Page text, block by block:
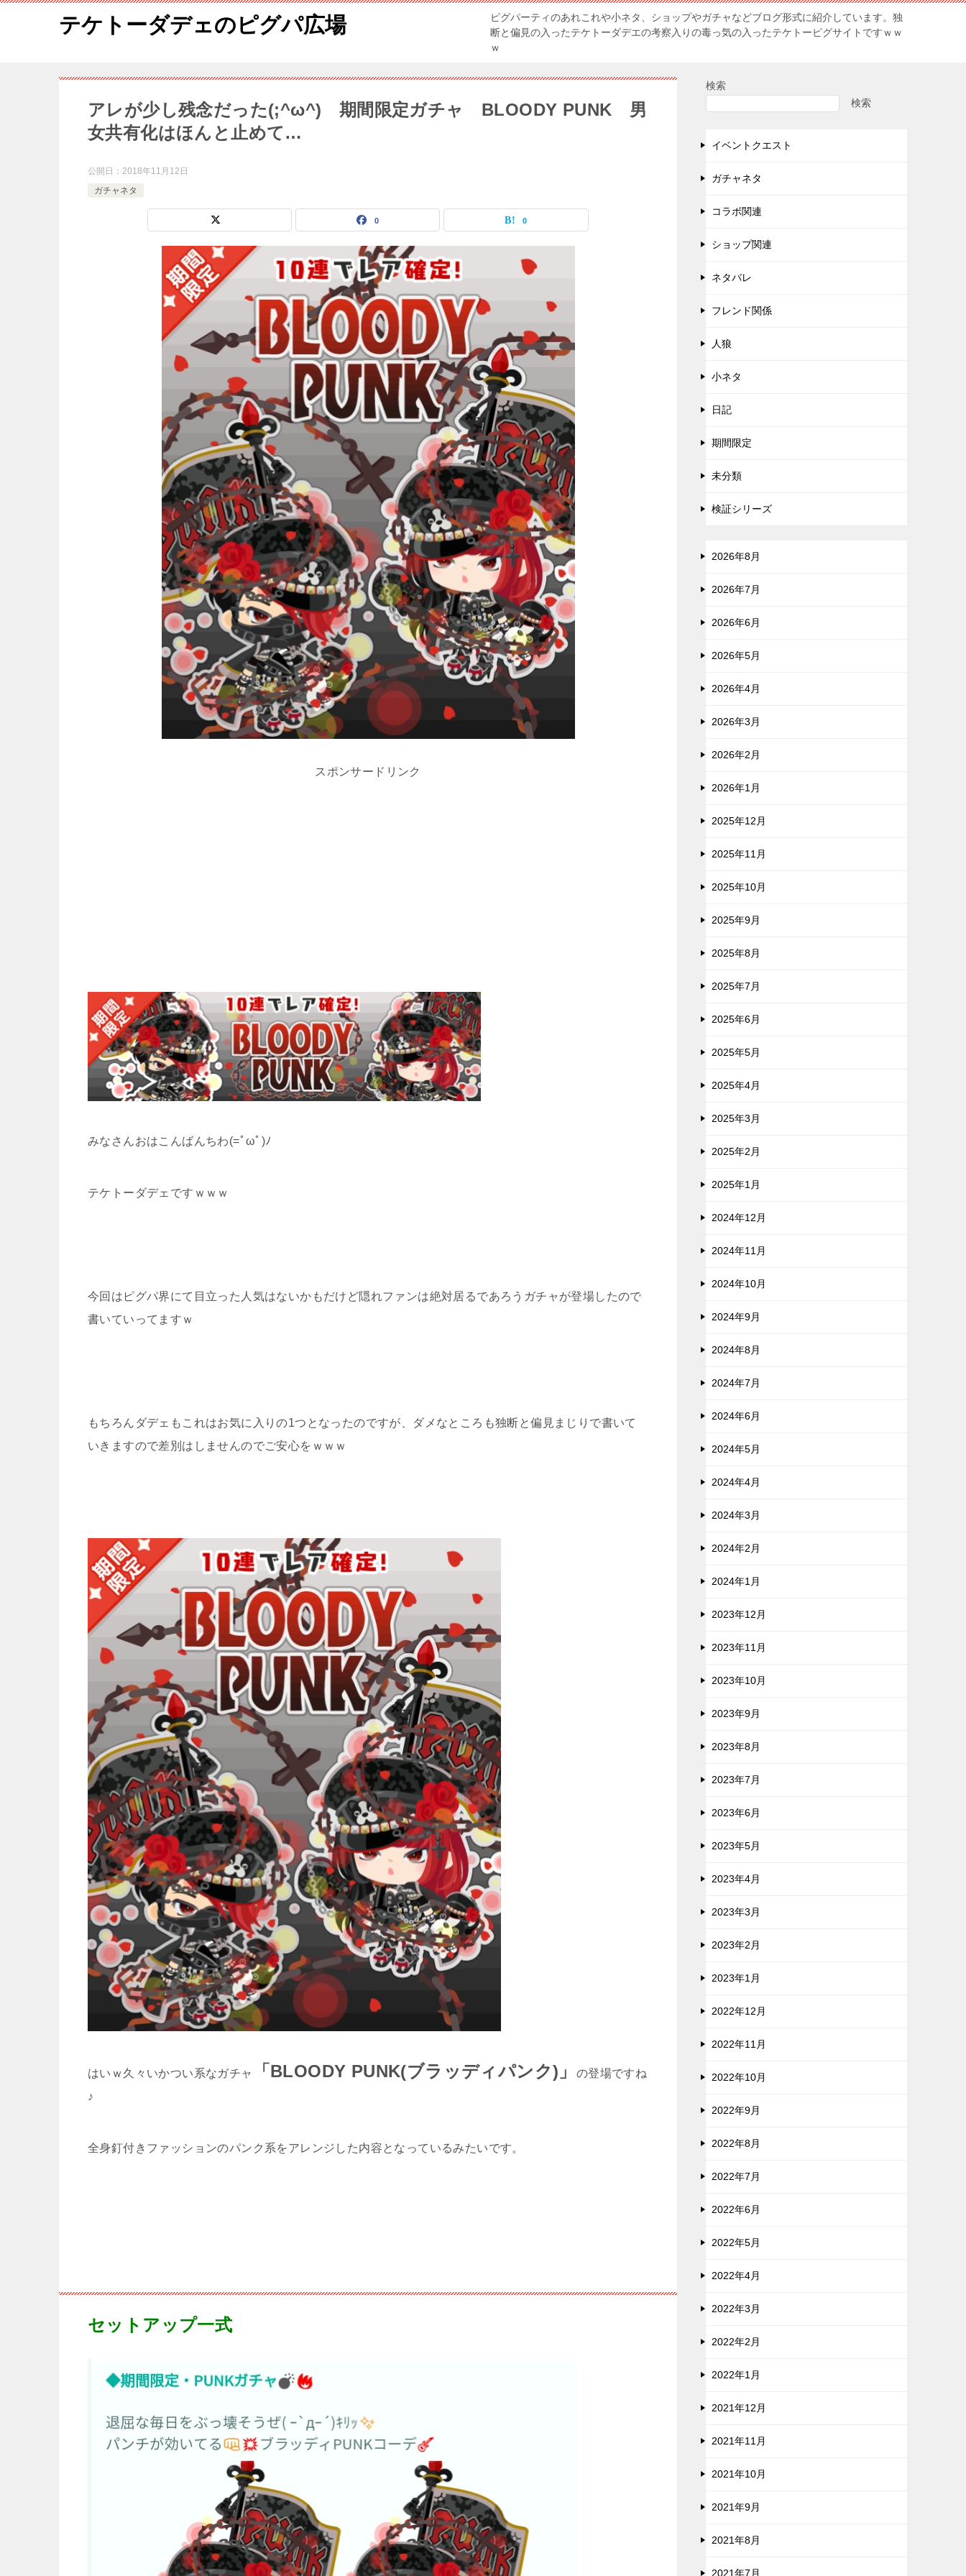
テケトーダデェのピグパ広場
ピグパーティのあれこれや小ネタ、ショップやガチャなどブログ形式に紹介しています。独
断と偏見の入ったテケトーダデエの考察入りの毒っ気の入ったテケトーピグサイトですｗｗ
ｗ
アレが少し残念だった(;^ω^) 期間限定ガチャ BLOODY PUNK 男
女共有化はほんと止めて…
公開日： 2018年11月12日
ガチャネタ
0 0
スポンサードリンク
みなさんおはこんばんちわ(=ﾟωﾟ)ﾉ
テケトーダデェですｗｗｗ
今回はピグパ界にて目立った人気はないかもだけど隠れファンは絶対居るであろうガチャが登場したので
書いていってますｗ
もちろんダデェもこれはお気に入りの1つとなったのですが、ダメなところも独断と偏見まじりで書いて
いきますので差別はしませんのでご安心をｗｗｗ
はいｗ久々いかつい系なガチャ 「BLOODY PUNK(ブラッディパンク)」
の登場ですね
♪
全身釘付きファッションのパンク系をアレンジした内容となっているみたいです。
セットアップ一式
検索
検索
イベントクエスト
ガチャネタ
コラボ関連
ショップ関連
ネタバレ
フレンド関係
人狼
小ネタ
日記
期間限定
未分類
検証シリーズ
2026年8月
2026年7月
2026年6月
2026年5月
2026年4月
2026年3月
2026年2月
2026年1月
2025年12月
2025年11月
2025年10月
2025年9月
2025年8月
2025年7月
2025年6月
2025年5月
2025年4月
2025年3月
2025年2月
2025年1月
2024年12月
2024年11月
2024年10月
2024年9月
2024年8月
2024年7月
2024年6月
2024年5月
2024年4月
2024年3月
2024年2月
2024年1月
2023年12月
2023年11月
2023年10月
2023年9月
2023年8月
2023年7月
2023年6月
2023年5月
2023年4月
2023年3月
2023年2月
2023年1月
2022年12月
2022年11月
2022年10月
2022年9月
2022年8月
2022年7月
2022年6月
2022年5月
2022年4月
2022年3月
2022年2月
2022年1月
2021年12月
2021年11月
2021年10月
2021年9月
2021年8月
2021年7月